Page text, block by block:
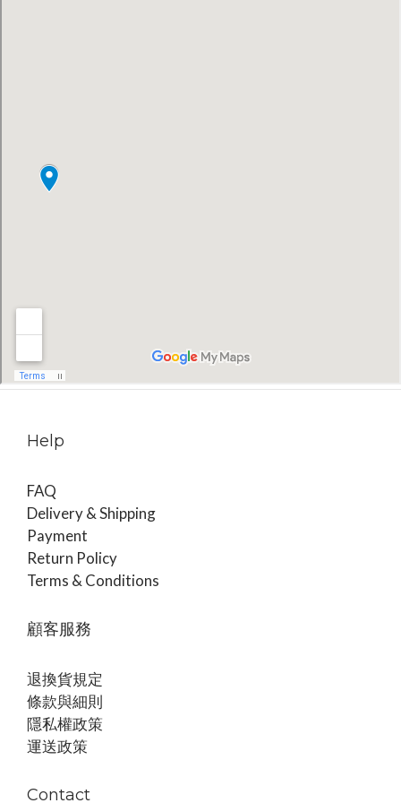
Help
FAQ
Delivery & Shipping
Payment
Return Policy
Terms & Conditions
顧客服務
退換貨規定
條款與細則
隱私權政策
運送政策
Contact